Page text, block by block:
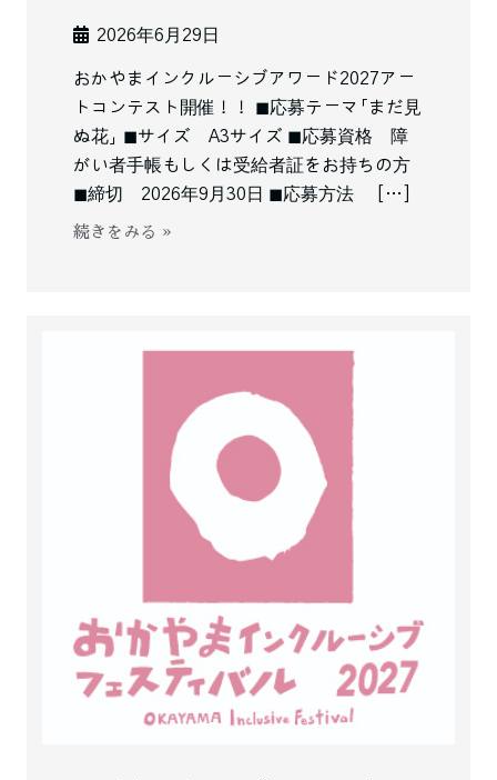
2026年6月29日
おかやまインクルーシブアワード2027アー
トコンテスト開催！！ ◼︎応募テーマ「まだ見
ぬ花」 ◼︎サイズ A3サイズ ◼︎応募資格 障
がい者手帳もしくは受給者証をお持ちの方
◼︎締切 2026年9月30日 ◼︎応募方法 […]
続きをみる »